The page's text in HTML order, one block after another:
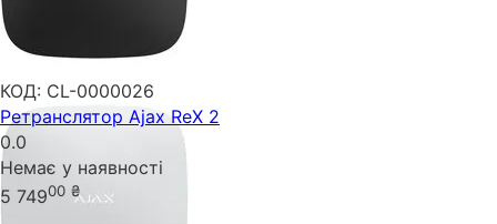
КОД: CL-0000026
Ретранслятор Ajax ReX 2
0.0
Немає у наявності
5 74900 ₴